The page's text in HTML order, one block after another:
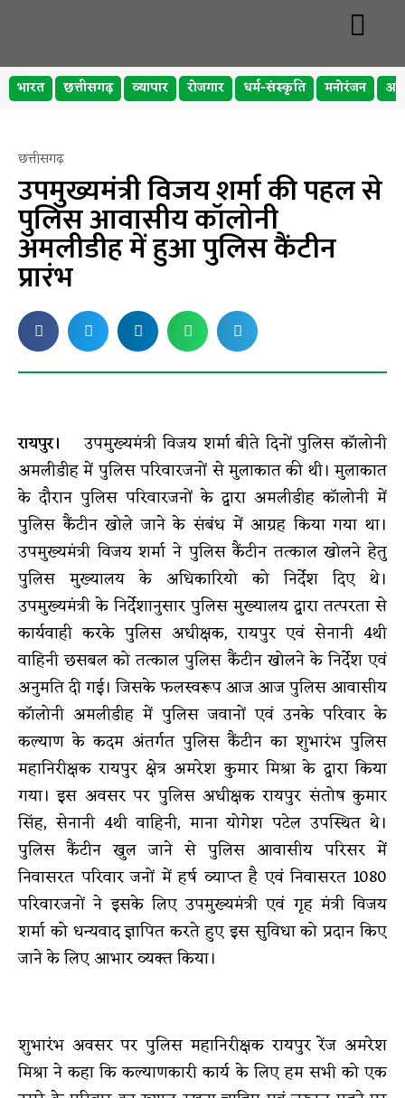
भारत छत्तीसगढ़ व्यापार रोजगार धर्म-संस्कृति मनोरंजन
छत्तीसगढ़
उपमुख्यमंत्री विजय शर्मा की पहल से
पुलिस आवासीय कॉलोनी
अमलीडीह में हुआ पुलिस कैंटीन
प्रारंभ
रायपुर।
उपमुख्यमंत्री विजय शर्मा बीते दिनों पुलिस कॉलोनी
अमलीडीह में पुलिस परिवारजनों से मुलाकात की थी। मुलाकात
के दौरान पुलिस परिवारजनों के द्वारा अमलीडीह कॉलोनी में
पुलिस कैंटीन खोले जाने के संबंध में आग्रह किया गया था।
उपमुख्यमंत्री विजय शर्मा ने पुलिस कैंटीन तत्काल खोलने हेतु
पुलिस मुख्यालय के अधिकारियो को निर्देश दिए थे।
उपमुख्यमंत्री के निर्देशानुसार पुलिस मुख्यालय द्वारा तत्परता से
कार्यवाही करके पुलिस अधीक्षक, रायपुर एवं सेनानी 4थी
वाहिनी छसबल को तत्काल पुलिस कैंटीन खोलने के निर्देश एवं
अनुमति दी गई। जिसके फलस्वरूप आज आज पुलिस आवासीय
कॉलोनी अमलीडीह में पुलिस जवानों एवं उनके परिवार के
कल्याण के कदम अंतर्गत पुलिस कैंटीन का शुभारंभ पुलिस
महानिरीक्षक रायपुर क्षेत्र अमरेश कुमार मिश्रा के द्वारा किया
गया। इस अवसर पर पुलिस अधीक्षक रायपुर संतोष कुमार
सिंह, सेनानी 4थी वाहिनी, माना योगेश पटेल उपस्थित थे।
पुलिस कैंटीन खुल जाने से पुलिस आवासीय परिसर में
निवासरत परिवार जनों में हर्ष व्याप्त है एवं निवासरत 1080
परिवारजनों ने इसके लिए उपमुख्यमंत्री एवं गृह मंत्री विजय
शर्मा को धन्यवाद ज्ञापित करते हुए इस सुविधा को प्रदान किए
जाने के लिए आभार व्यक्त किया।
शुभारंभ अवसर पर पुलिस महानिरीक्षक रायपुर रेंज अमरेश
मिश्रा ने कहा कि कल्याणकारी कार्य के लिए हम सभी को एक